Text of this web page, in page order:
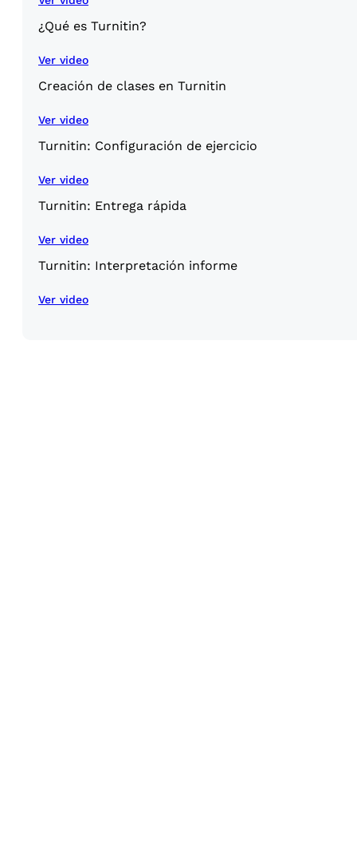
¿Qué es Turnitin?
Ver video
Creación de clases en Turnitin
Ver video
Turnitin: Configuración de ejercicio
Ver video
Turnitin: Entrega rápida
Ver video
Turnitin: Interpretación informe
Ver video